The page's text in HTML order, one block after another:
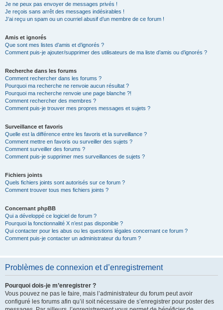
Je ne peux pas envoyer de messages privés !
Je reçois sans arrêt des messages indésirables !
J’ai reçu un spam ou un courriel abusif d’un membre de ce forum !
Amis et ignorés
Que sont mes listes d’amis et d’ignorés ?
Comment puis-je ajouter/supprimer des utilisateurs de ma liste d’amis ou d’ignorés ?
Recherche dans les forums
Comment rechercher dans les forums ?
Pourquoi ma recherche ne renvoie aucun résultat ?
Pourquoi ma recherche renvoie une page blanche ?!
Comment rechercher des membres ?
Comment puis-je trouver mes propres messages et sujets ?
Surveillance et favoris
Quelle est la différence entre les favoris et la surveillance ?
Comment mettre en favoris ou surveiller des sujets ?
Comment surveiller des forums ?
Comment puis-je supprimer mes surveillances de sujets ?
Fichiers joints
Quels fichiers joints sont autorisés sur ce forum ?
Comment trouver tous mes fichiers joints ?
Concernant phpBB
Qui a développé ce logiciel de forum ?
Pourquoi la fonctionnalité X n’est pas disponible ?
Qui contacter pour les abus ou les questions légales concernant ce forum ?
Comment puis-je contacter un administrateur du forum ?
Problèmes de connexion et d’enregistrement
Pourquoi dois-je m’enregistrer ?
Vous pouvez ne pas le faire, mais l’administrateur du forum peut avoir
configuré les forums afin qu’il soit nécessaire de s’enregistrer pour poster des